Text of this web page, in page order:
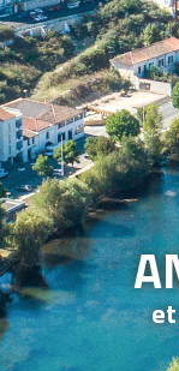
Panneau de gestion